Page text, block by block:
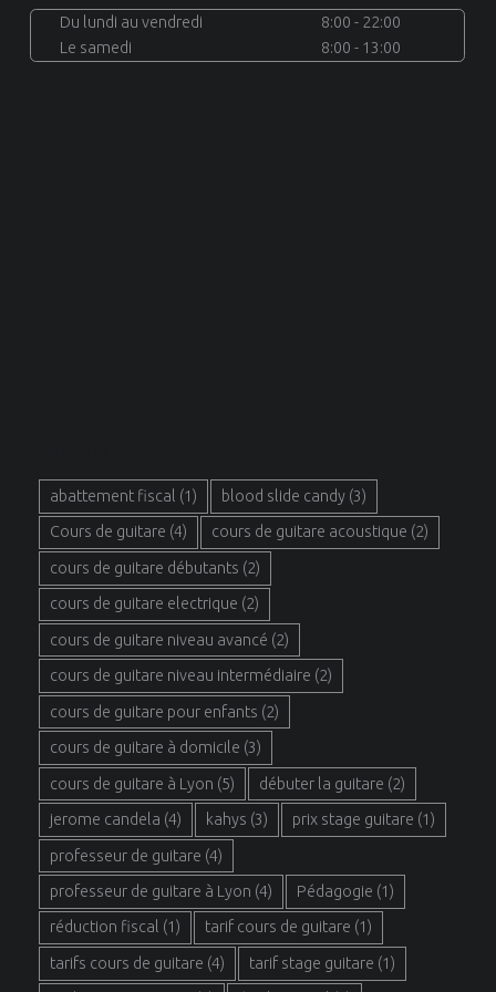
Du lundi au vendredi
8:00 - 22:00
Le samedi
8:00 - 13:00
abattement fiscal (1) blood slide candy(3)
Cours de guitare (4) cours de guitare acoustique (2)
cours de guitare débutants (2)
cours de guitare electrique (2)
cours de guitare niveau avancé (2)
cours de guitare niveau intermédiaire (2)
cours de guitare pour enfants (2)
cours de guitare à domicile (3)
cours de guitare à Lyon (5) débuter la guitare (2)
jerome candela (4) kahys (3) prix stage guitare (1)
professeur de guitare (4)
professeur de guitare à Lyon (4) Pédagogie (1)
réduction fiscal (1) tarif cours de guitare (1)
tarifs cours de guitare (4) tarif stage guitare (1)